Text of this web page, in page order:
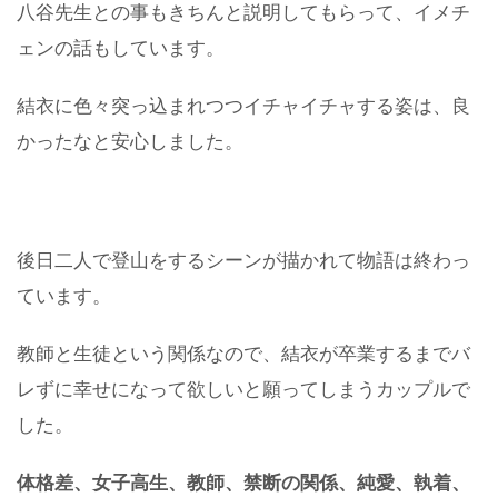
八谷先生との事もきちんと説明してもらって、イメチ
ェンの話もしています。
結衣に色々突っ込まれつつイチャイチャする姿は、良
かったなと安心しました。
後日二人で登山をするシーンが描かれて物語は終わっ
ています。
教師と生徒という関係なので、結衣が卒業するまでバ
レずに幸せになって欲しいと願ってしまうカップルで
した。
体格差、女子高生、教師、禁断の関係、 純愛、 執着、